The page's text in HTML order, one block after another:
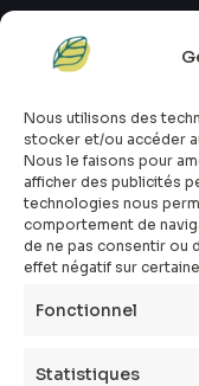
Nous utilisons des
stocker et/ou accéder
Nous le faisons pour
afficher des publicités
technologies nous
comportement de
de ne pas consentir ou
effet négatif sur
Fonctionnel
Statistiques
#atopik_fr
#atopik_tests
Qui sommes-nous ?
Mon compte
Contact
E-shop
Toutes les box